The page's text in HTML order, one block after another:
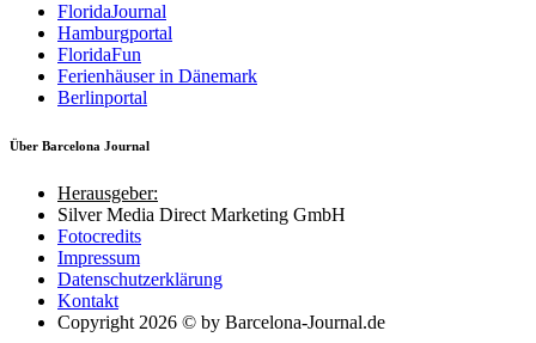
FloridaJournal
Hamburgportal
FloridaFun
Ferienhäuser in Dänemark
Berlinportal
Über Barcelona Journal
Herausgeber:
Silver Media Direct Marketing GmbH
Fotocredits
Impressum
Datenschutzerklärung
Kontakt
Copyright 2026 © by Barcelona-Journal.de